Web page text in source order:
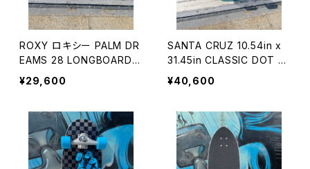
ROXY ロキシー PALM DR
EAMS 28 LONGBOARD
TRUCK サーフスケートボ
¥29,600
SANTA CRUZ 10.54in x
31.45in CLASSIC DOT PI
G SURF SKATE CARVER
CRUISER
¥40,600